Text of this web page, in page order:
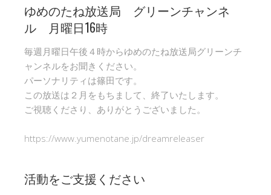
ゆめのたね放送局 グリーンチャンネ
ル 月曜日16時
毎週月曜日午後４時からゆめのたね放送局グリーンチ
ャンネルをお聞きください。
パーソナリティは篠田です。
この放送は２月をもちまして、終了いたします。
ご視聴くださり、ありがとうございました。
https://www.yumenotane.jp/dreamreleaser
活動をご支援ください